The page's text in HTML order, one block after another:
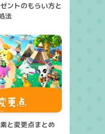
ントのもらい方と
法
と変更点まとめ